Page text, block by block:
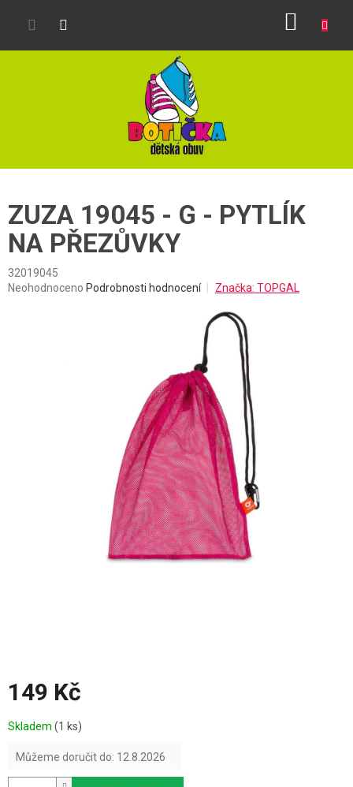
ZUZA 19045 - G - PYTLÍK
NA PŘEZŮVKY
32019045
Průměrné
Neohodnoceno Podrobnosti hodnocení Značka: TOPGAL
149 Kč
cena:
Skladem (1 ks)
Můžeme doručit do: 12.8.2026